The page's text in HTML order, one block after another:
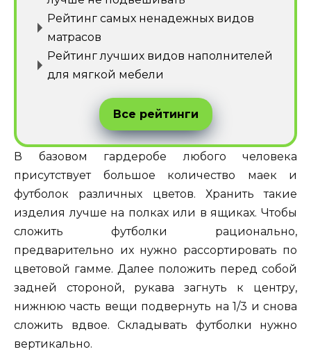
Рейтинг самых ненадежных видов
матрасов
Рейтинг лучших видов наполнителей
для мягкой мебели
Все рейтинги
В базовом гардеробе любого человека
присутствует большое количество маек и
футболок различных цветов. Хранить такие
изделия лучше на полках или в ящиках. Чтобы
сложить футболки рационально,
предварительно их нужно рассортировать по
цветовой гамме. Далее положить перед собой
задней стороной, рукава загнуть к центру,
нижнюю часть вещи подвернуть на 1/3 и снова
сложить вдвое. Складывать футболки нужно
вертикально.